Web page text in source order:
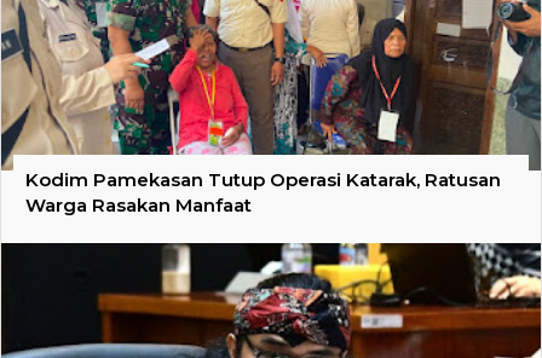
Kodim Pamekasan Tutup Operasi Katarak, Ratusan
Warga Rasakan Manfaat